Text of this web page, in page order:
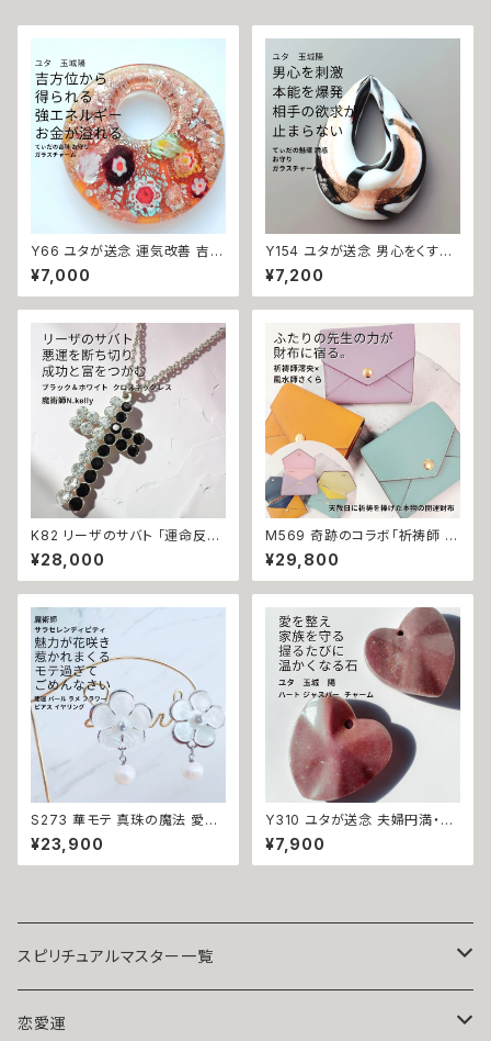
ャンス 成功 沖縄 魅力 ネイチャ
Y66 ユタが送念 運気改善 吉方
位から得られる強エネルギー 太
陽の守護 てぃだの吉珠 お守り
ガラス チャーム 沖縄 海 お守り
を手にする 貧乏脱出 ペンダント
トップ 開運
¥7,000
Y154 ユタが送念 男心をくすぐ
る性的魅力が溢れ出す 色っぽさ
UP てぃだの魅環 誘惑 お守り
ガラスチャーム 魅了 セクシャル
ない 祈祷 ペンダントトップ
¥7,200
K82 リーザのサバト 「運命反転
のクロス」悪運を断ち切り成功
と富をつかむ 金運上昇 キャリア
アップ マチュラダイヤモンド ク
十字架 魔術 白魔術 運気アップ
おまもり おまじない 魔術 本物
強力 白魔術 占い 願いが叶う
¥28,000
M569 奇跡のコラボ「祈祷師 澪
央 先生×風水師 さくら 先生」開
運 エンペロープ コンパクト ミ
ニ レザーウォレット 金運・財運・
事運・発展運・成功運 祈祷 恵比
須様 造化の三神 龍神 御守り
¥29,800
S273 華モテ 真珠の魔法 愛さ
れ上手な人気者へ 開運 パール
ラメ フラワー ピアス イヤリング
ウィッカの３つの魔法 花 人気 モ
魔法 おまじない 白魔法 強力 ア
¥23,900
Y310 ユタが送念 夫婦円満・家
族を守る 愛と絆を結ぶ てぃだ
のくくる珠 ハート ジャスパー チ
ャーム 天然石 お守り 守護守り
直り 縁結び 海 沖縄 玉城 ユタ
¥7,900
スピリチュアルマスター一覧
魔術師アリエル
恋愛運